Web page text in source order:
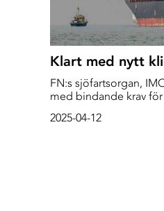
Klart med nytt
FN:s sjöfartsorgan,
med bindande krav
2025-04-12